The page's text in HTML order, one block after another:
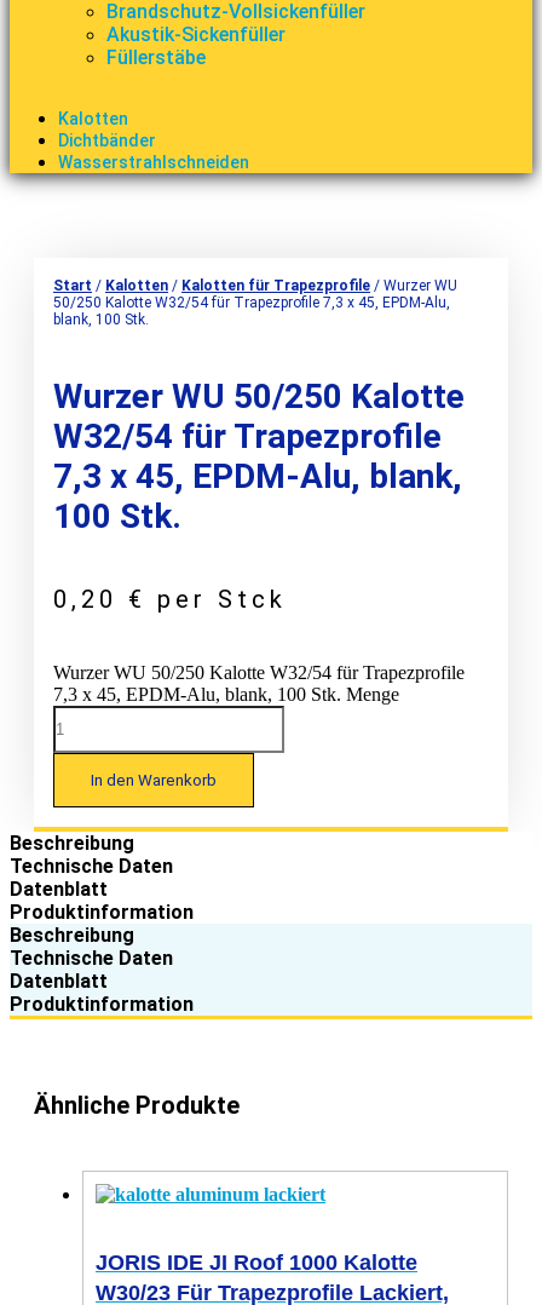
Brandschutz-Vollsickenfüller
Akustik-Sickenfüller
Füllerstäbe
Kalotten
Dichtbänder
Wasserstrahlschneiden
Start / Kalotten / Kalotten für Trapezprofile / Wurzer WU
50/250 Kalotte W32/54 für Trapezprofile 7,3 x 45, EPDM-Alu,
blank, 100 Stk.
Wurzer WU 50/250 Kalotte
W32/54 für Trapezprofile
7,3 x 45, EPDM-Alu, blank,
100 Stk.
0,20 € per Stck
Wurzer WU 50/250 Kalotte W32/54 für Trapezprofile
7,3 x 45, EPDM-Alu, blank, 100 Stk. Menge
In den Warenkorb
Beschreibung
Technische Daten
Datenblatt
Produktinformation
Beschreibung
Technische Daten
Datenblatt
Produktinformation
Ähnliche Produkte
JORIS IDE JI Roof 1000 Kalotte
W30/23 Für Trapezprofile Lackiert,